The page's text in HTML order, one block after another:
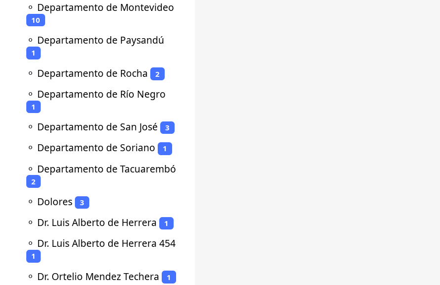
⚬ Departamento de Montevideo
10
⚬ Departamento de Paysandú
1
⚬ Departamento de Rocha 2
⚬ Departamento de Río Negro
1
⚬ Departamento de San José 3
⚬ Departamento de Soriano 1
⚬ Departamento de Tacuarembó
2
⚬ Dolores 3
⚬ Dr. Luis Alberto de Herrera 1
⚬ Dr. Luis Alberto de Herrera 454
1
⚬ Dr. Ortelio Mendez Techera 1